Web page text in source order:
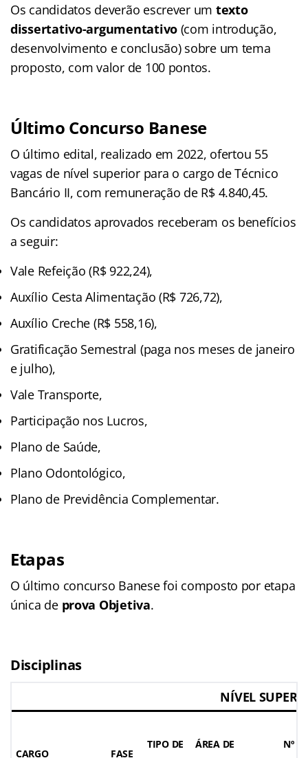
Os candidatos deverão escrever um texto
dissertativo-argumentativo(com introdução,
desenvolvimento e conclusão) sobre um tema
proposto, com valor de 100 pontos.
Último Concurso Banese
O último edital, realizado em 2022, ofertou 55
vagas de nível superior para o cargo de Técnico
Bancário II, com remuneração de R$ 4.840,45.
Os candidatos aprovados receberam os benefícios
a seguir:
Vale Refeição (R$ 922,24),
Auxílio Cesta Alimentação (R$ 726,72),
Auxílio Creche (R$ 558,16),
Gratificação Semestral (paga nos meses de janeiro
e julho),
Vale Transporte,
Participação nos Lucros,
Plano de Saúde,
Plano Odontológico,
Plano de Previdência Complementar.
Etapas
O último concurso Banese foi composto por etapa
única de prova Objetiva.
Disciplinas
NÍVEL
CARGO FASE
TIPO DE
ÁREA DE
Nº DE